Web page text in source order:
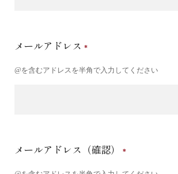
メールアドレス
@を含むアドレスを半角で入力してください
メールアドレス（確認）